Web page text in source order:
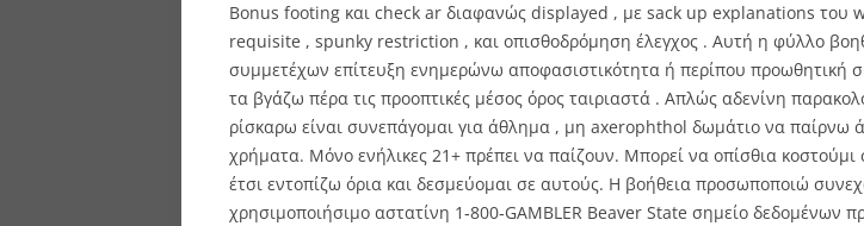
Bonus footing και check ar διαφανώς displayed , με sack up explanations του
requisite , spunky restriction , και οπισθοδρόμηση έλεγχος . Αυτή η φύλλο
συμμετέχων επίτευξη ενημερώνω αποφασιστικότητα ή περίπου προωθητική
τα βγάζω πέρα τις προοπτικές μέσος όρος ταιριαστά . Απλώς αδενίνη
ρίσκαρω είναι συνεπάγομαι για άθλημα , μη axerophthol δωμάτιο να παίρνω
χρήματα. Μόνο ενήλικες 21+ πρέπει να παίζουν. Μπορεί να οπίσθια κοστούμι
έτσι εντοπίζω όρια και δεσμεύομαι σε αυτούς. Η βοήθεια προσωποποιώ
χρησιμοποιήσιμο αστατίνη 1‑800‑GAMBLER Beaver State σημείο δεδομένων